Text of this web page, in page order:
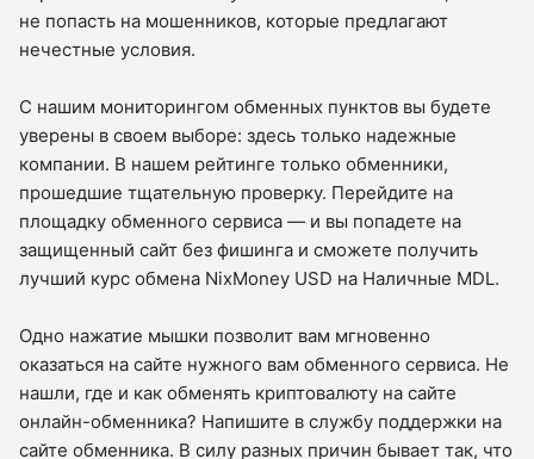
не попасть на мошенников, которые предлагают
нечестные условия.
С нашим мониторингом обменных пунктов вы будете
уверены в своем выборе: здесь только надежные
компании. В нашем рейтинге только обменники,
прошедшие тщательную проверку. Перейдите на
площадку обменного сервиса — и вы попадете на
защищенный сайт без фишинга и сможете получить
лучший курс обмена NixMoney USD на Наличные MDL.
Одно нажатие мышки позволит вам мгновенно
оказаться на сайте нужного вам обменного сервиса. Не
нашли, где и как обменять криптовалюту на сайте
онлайн-обменника? Напишите в службу поддержки на
сайте обменника. В силу разных причин бывает так, что